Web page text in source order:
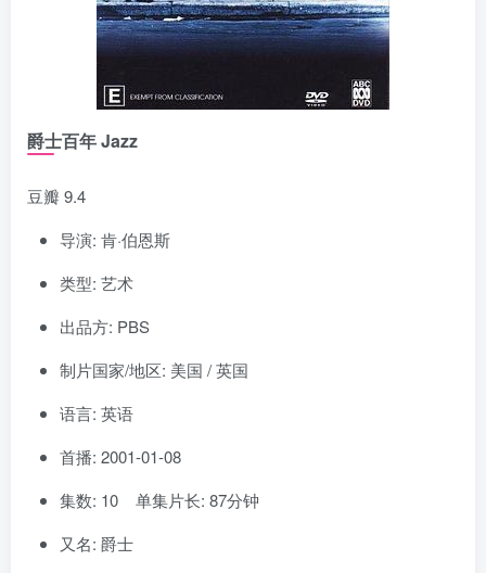
爵士百年 Jazz
豆瓣 9.4
导演: 肯·伯恩斯
类型: 艺术
出品方: PBS
制片国家/地区: 美国 / 英国
语言: 英语
首播: 2001-01-08
集数: 10 单集片长: 87分钟
又名: 爵士